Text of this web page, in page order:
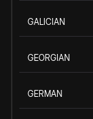
GALICIAN
GEORGIAN
GERMAN